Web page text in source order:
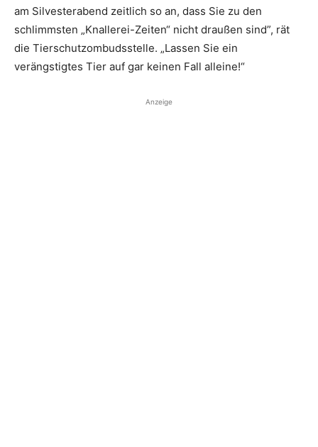
am Silvesterabend zeitlich so an, dass Sie zu den
schlimmsten „Knallerei-Zeiten“ nicht draußen sind”, rät
die Tierschutzombudsstelle. „Lassen Sie ein
verängstigtes Tier auf gar keinen Fall alleine!“
Anzeige